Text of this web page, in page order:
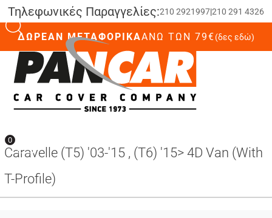
Τηλεφωνικές Παραγγελίες:210 2921997|210 291 4326
ΔΩΡΕΑΝ ΜΕΤΑΦΟΡΙΚΑΆΝΩ ΤΩΝ 79€(δες εδώ)
0
Caravelle (T5) '03-'15 , (T6) '15> 4D Van (With
T-Profile)